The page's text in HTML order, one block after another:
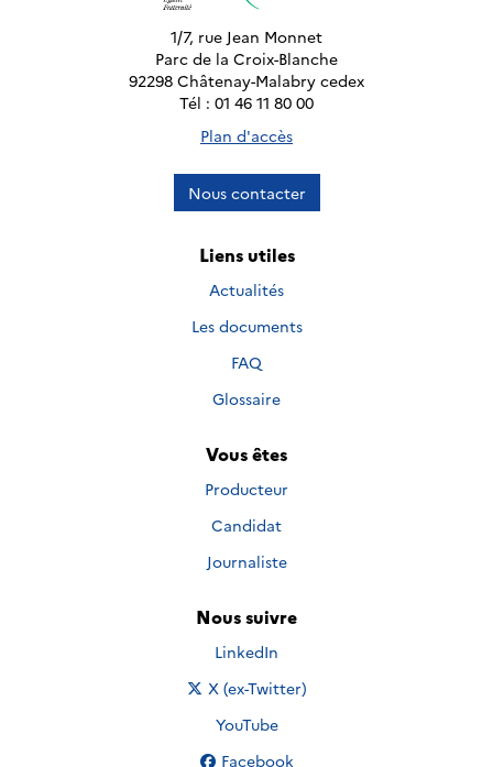
1/7, rue Jean Monnet
Parc de la Croix-Blanche
92298 Châtenay-Malabry cedex
Tél : 01 46 11 80 00
Plan d'accès
Nous contacter
Liens utiles
Actualités
Les documents
FAQ
Glossaire
Vous êtes
Producteur
Candidat
Journaliste
Nous suivre
Nous suivre sur
LinkedIn
Nous suivre sur
X (ex-Twitter)
Nous suivre sur
YouTube
Nous suivre sur
Facebook